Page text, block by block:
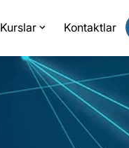
Kurslar Kontaktlar